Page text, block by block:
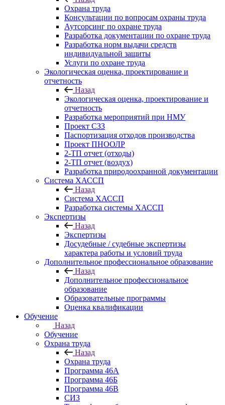
Охрана труда
Консультации по вопросам охраны труда
Аутсорсинг по охране труда
Разработка документации по охране труда
Разработка норм выдачи средств
индивидуальной защиты
Услуги по охране труда
Экологическая оценка, проектирование и
отчетность
Назад
Экологическая оценка, проектирование и
отчетность
Разработка мероприятий при НМУ
Проект СЗЗ
Паспортизация отходов производства
Проект ПНООЛР
2-ТП отчет (отходы)
2-ТП отчет (воздух)
Разработка природоохранной документации
Система ХАССП
Назад
Система ХАССП
Разработка системы ХАССП
Экспертизы
Назад
Экспертизы
Досудебные / судебные экспертизы
характера работы и условий труда
Дополнительное профессиональное образование
Назад
Дополнительное профессиональное
образование
Образовательные программы
Оценка квалификации
Обучение
Назад
Обучение
Охрана труда
Назад
Охрана труда
Программа 46А
Программа 46Б
Программа 46В
СИЗ